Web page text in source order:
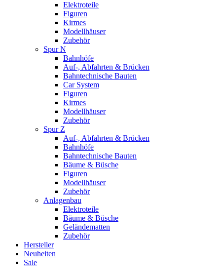
Elektroteile
Figuren
Kirmes
Modellhäuser
Zubehör
Spur N
Bahnhöfe
Auf-, Abfahrten & Brücken
Bahntechnische Bauten
Car System
Figuren
Kirmes
Modellhäuser
Zubehör
Spur Z
Auf-, Abfahrten & Brücken
Bahnhöfe
Bahntechnische Bauten
Bäume & Büsche
Figuren
Modellhäuser
Zubehör
Anlagenbau
Elektroteile
Bäume & Büsche
Geländematten
Zubehör
Hersteller
Neuheiten
Sale